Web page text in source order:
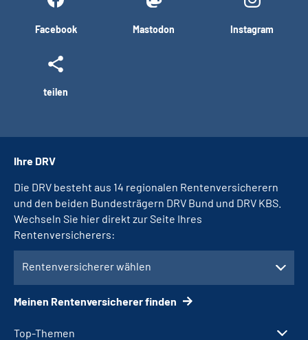
Facebook Mastodon Instagram
teilen
Top-Themen
Ihre DRV
Die DRV besteht aus 14 regionalen Rentenversicherern
und den beiden Bundesträgern DRV Bund und DRV KBS.
Wechseln Sie hier direkt zur Seite Ihres
Rentenversicherers:
Rentenversicherer wählen
Meinen Rentenversicherer finden